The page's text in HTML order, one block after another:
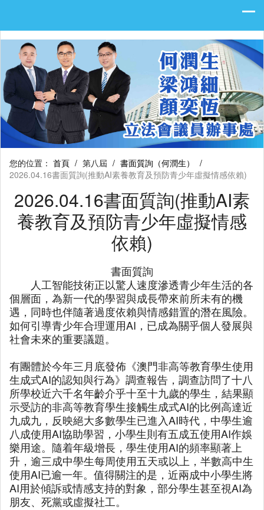
您的位置： 首頁 / 第八屆 / 書面質詢（何潤生）
/
2026.04.16書面質詢(推動AI素養教育及預防青少年虛擬情感依賴)
2026.04.16書面質詢(推動AI素
養教育及預防青少年虛擬情感
依賴)
書面質詢
人工智能技術正以驚人速度滲透青少年生活的各
個層面，為新一代的學習與成長帶來前所未有的機
遇，同時也伴隨著過度依賴與情感錯置的潛在風險。
如何引導青少年合理運用AI，已成為關乎個人發展與
社會未來的重要議題。
有團體於今年三月底發佈《澳門非高等教育學生使用
生成式AI的認知與行為》調查報告，調查訪問了十八
所學校近六千名年齡介乎十至十九歲的學生，結果顯
示受訪的非高等教育學生接觸生成式AI的比例高達近
九成九，反映絕大多數學生已進入AI時代，中學生逾
八成使用AI協助學習，小學生則有五成五使用AI作娛
樂用途。隨着年級增長，學生使用AI的頻率顯著上
升，逾三成中學生每周使用五天或以上，半數高中生
使用AI已逾一年。值得關注的是，近兩成中小學生將
AI用於傾訴或情感支持的對象，部分學生甚至視AI為
朋友、死黨或虛擬社工。